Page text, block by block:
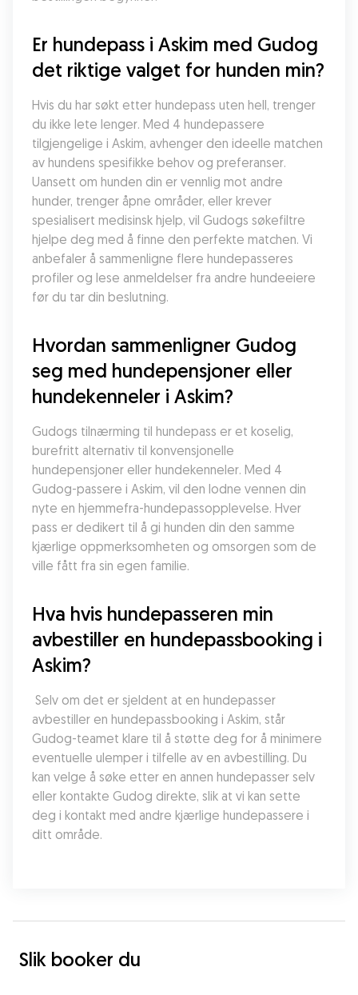
Er hundepass i Askim med Gudog
det riktige valget for hunden min?
Hvis du har søkt etter hundepass uten hell, trenger
du ikke lete lenger. Med 4 hundepassere
tilgjengelige i Askim, avhenger den ideelle matchen
av hundens spesifikke behov og preferanser.
Uansett om hunden din er vennlig mot andre
hunder, trenger åpne områder, eller krever
spesialisert medisinsk hjelp, vil Gudogs søkefiltre
hjelpe deg med å finne den perfekte matchen. Vi
anbefaler å sammenligne flere hundepasseres
profiler og lese anmeldelser fra andre hundeeiere
før du tar din beslutning.
Hvordan sammenligner Gudog
seg med hundepensjoner eller
hundekenneler i Askim?
Gudogs tilnærming til hundepass er et koselig,
burefritt alternativ til konvensjonelle
hundepensjoner eller hundekenneler. Med 4
Gudog-passere i Askim, vil den lodne vennen din
nyte en hjemmefra-hundepassopplevelse. Hver
pass er dedikert til å gi hunden din den samme
kjærlige oppmerksomheten og omsorgen som de
ville fått fra sin egen familie.
Hva hvis hundepasseren min
avbestiller en hundepassbooking i
Askim?
avbestiller en hundepassbooking i Askim, står
Gudog-teamet klare til å støtte deg for å minimere
eventuelle ulemper i tilfelle av en avbestilling. Du
kan velge å søke etter en annen hundepasser selv
eller kontakte Gudog direkte, slik at vi kan sette
deg i kontakt med andre kjærlige hundepassere i
ditt område.
Slik booker du